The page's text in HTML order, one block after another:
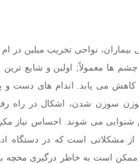
نواحی تخریب میلین در ام
ها معمولاً; اولین و شایع
می یابد. اندام های دست و پا
سوزن شدن، اشکال در راه
شنوایی می شوند. احساس نیاز
مشکلاتی است که در دستگاه
ممکن است به خاطر درگیری مخچه